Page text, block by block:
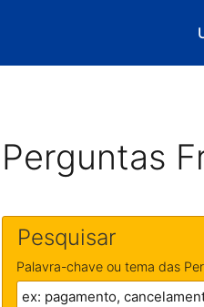
Perguntas
Pesquisar
Palavra-chave ou tema das